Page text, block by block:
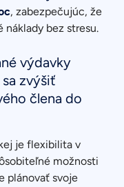
, zabezpečujúc, že
bez stresu.
výdavky
zvýšiť
člena do
je flexibilita v
možnosti
plánovať svoje